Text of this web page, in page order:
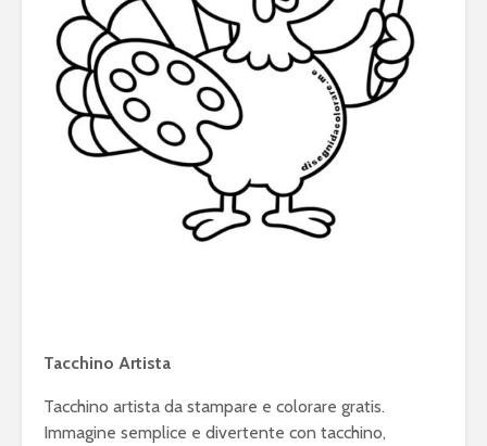
Tacchino Artista
Tacchino artista da stampare e colorare gratis.
Immagine semplice e divertente con tacchino,